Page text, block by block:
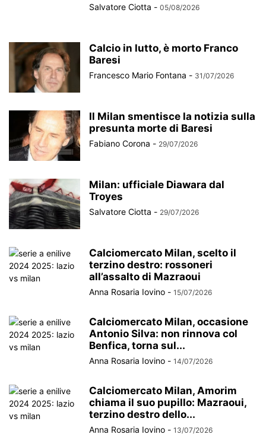
Salvatore Ciotta - 05/08/2026
Calcio in lutto, è morto Franco
Baresi
Francesco Mario Fontana - 31/07/2026
Il Milan smentisce la notizia sulla
presunta morte di Baresi
Fabiano Corona - 29/07/2026
Milan: ufficiale Diawara dal
Troyes
Salvatore Ciotta - 29/07/2026
Calciomercato Milan, scelto il
terzino destro: rossoneri
all’assalto di Mazraoui
Anna Rosaria Iovino - 15/07/2026
Calciomercato Milan, occasione
Antonio Silva: non rinnova col
Benfica, torna sul...
Anna Rosaria Iovino - 14/07/2026
Calciomercato Milan, Amorim
chiama il suo pupillo: Mazraoui,
terzino destro dello...
Anna Rosaria Iovino - 13/07/2026